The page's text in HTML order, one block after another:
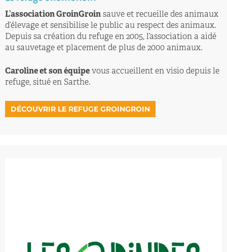
L’association GroinGroin sauve et recueille des animaux
d’élevage et sensibilise le public au respect des animaux.
Depuis sa création du refuge en 2005, l’association a aidé
au sauvetage et placement de plus de 2000 animaux.
Caroline et son équipe vous accueillent en visio depuis le
refuge, situé en Sarthe.
DÉCOUVRIR LE REFUGE GROINGROIN